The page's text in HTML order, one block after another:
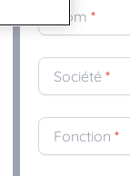
innovante, engagée
en vue
place de sa
leader en
Quadient de
Nom *
Société *
Fonction *